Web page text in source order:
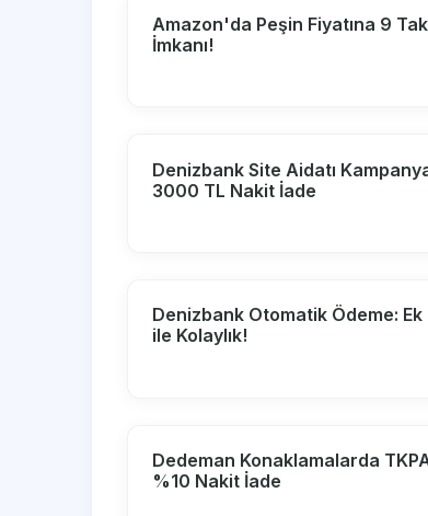
Amazon'da Peşin Fiyatına 9
İmkanı!
Denizbank Site Aidatı
3000 TL Nakit İade
Denizbank Otomatik Ödeme: Ek
ile Kolaylık!
Dedeman Konaklamalarda
%10 Nakit İade